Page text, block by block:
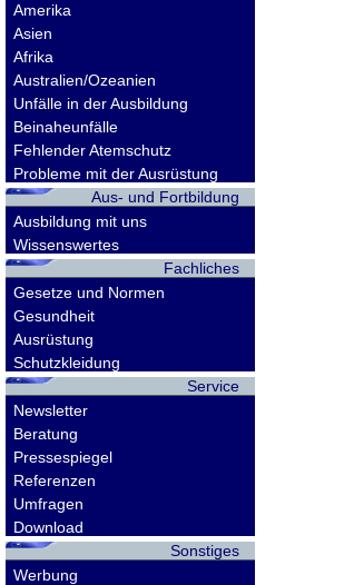
Amerika
Asien
Afrika
Australien/Ozeanien
Unfälle in der Ausbildung
Beinaheunfälle
Fehlender Atemschutz
Probleme mit der Ausrüstung
Aus- und Fortbildung
Ausbildung mit uns
Wissenswertes
Fachliches
Gesetze und Normen
Gesundheit
Ausrüstung
Schutzkleidung
Service
Newsletter
Beratung
Pressespiegel
Referenzen
Umfragen
Download
Sonstiges
Werbung